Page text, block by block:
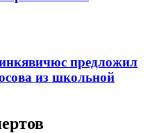
предложил
из школьной